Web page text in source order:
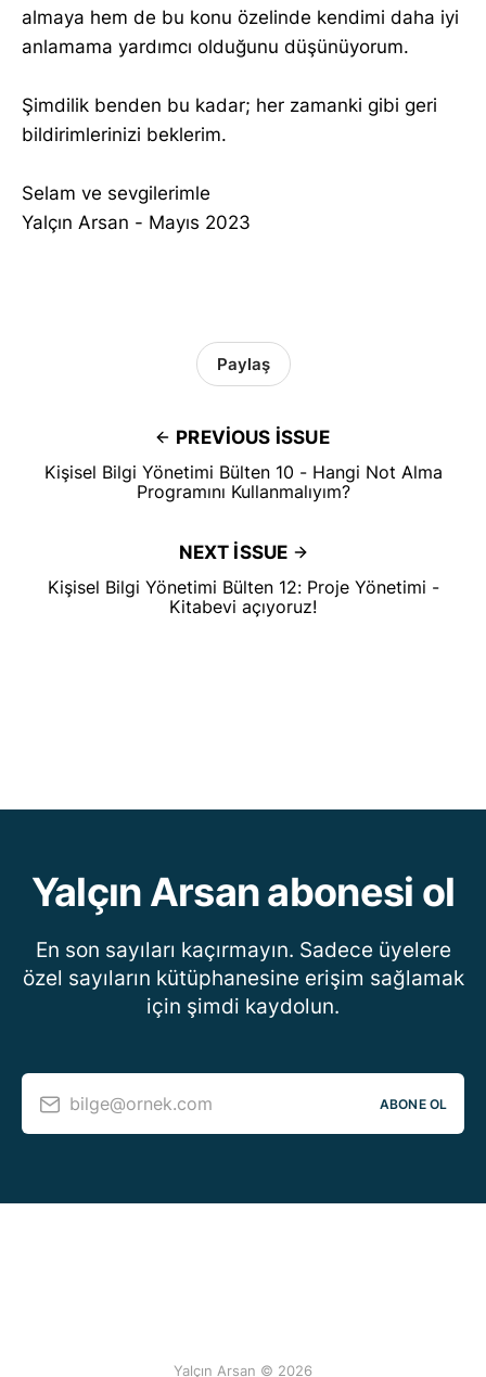
almaya hem de bu konu özelinde kendimi daha iyi
anlamama yardımcı olduğunu düşünüyorum.
Şimdilik benden bu kadar; her zamanki gibi geri
bildirimlerinizi beklerim.
Selam ve sevgilerimle
Yalçın Arsan - Mayıs 2023
PREVIOUS ISSUE
Kişisel Bilgi Yönetimi Bülten 10 - Hangi Not Alma
Programını Kullanmalıyım?
Paylaş
NEXT ISSUE
Kişisel Bilgi Yönetimi Bülten 12: Proje Yönetimi -
Kitabevi açıyoruz!
Yalçın Arsan abonesi ol
En son sayıları kaçırmayın. Sadece üyelere
özel sayıların kütüphanesine erişim sağlamak
için şimdi kaydolun.
bilge@ornek.com ABONE OL
Yalçın Arsan © 2026